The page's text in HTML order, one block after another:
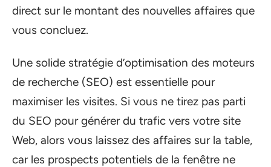
direct sur le montant des nouvelles affaires que
vous concluez.
Une solide stratégie d’optimisation des moteurs
de recherche (SEO) est essentielle pour
maximiser les visites. Si vous ne tirez pas parti
du SEO pour générer du trafic vers votre site
Web, alors vous laissez des affaires sur la table,
car les prospects potentiels de la fenêtre ne